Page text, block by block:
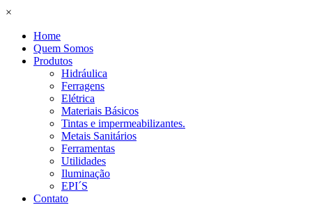
×
Home
Quem Somos
Produtos
Hidráulica
Ferragens
Elétrica
Materiais Básicos
Tintas e impermeabilizantes.
Metais Sanitários
Ferramentas
Utilidades
Iluminação
EPI´S
Contato